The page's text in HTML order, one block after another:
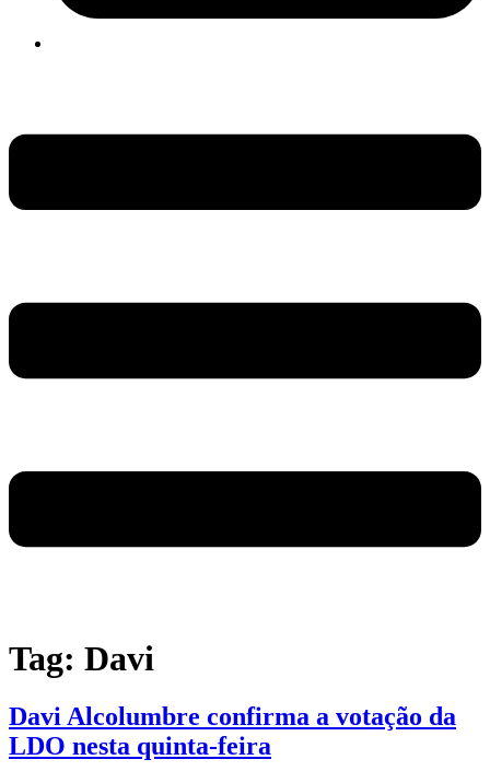
Tag: Davi
Davi Alcolumbre confirma a votação da
LDO nesta quinta-feira